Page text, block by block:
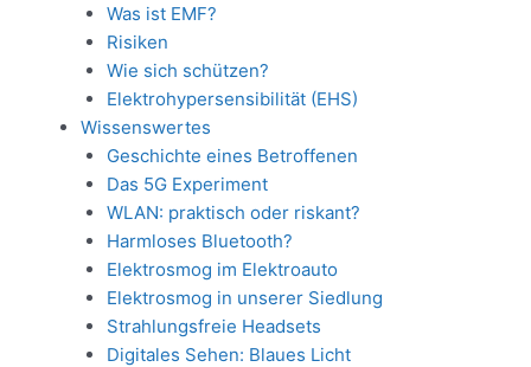
Was ist EMF?
Risiken
Wie sich schützen?
Elektrohypersensibilität (EHS)
Wissenswertes
Geschichte eines Betroffenen
Das 5G Experiment
WLAN: praktisch oder riskant?
Harmloses Bluetooth?
Elektrosmog im Elektroauto
Elektrosmog in unserer Siedlung
Strahlungsfreie Headsets
Digitales Sehen: Blaues Licht